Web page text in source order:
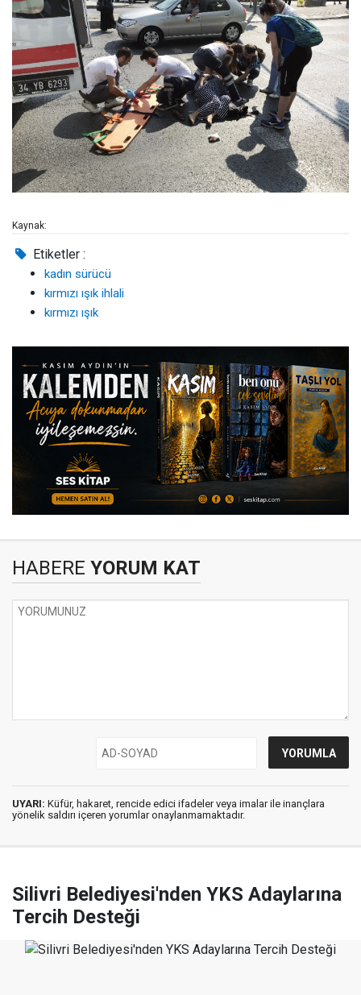
Kaynak:
Etiketler :
kadın sürücü
kırmızı ışık ihlali
kırmızı ışık
HABERE YORUM KAT
UYARI: Küfür, hakaret, rencide edici ifadeler veya imalar ile inançlara
yönelik saldırı içeren yorumlar onaylanmamaktadır.
Silivri Belediyesi'nden YKS Adaylarına
Tercih Desteği